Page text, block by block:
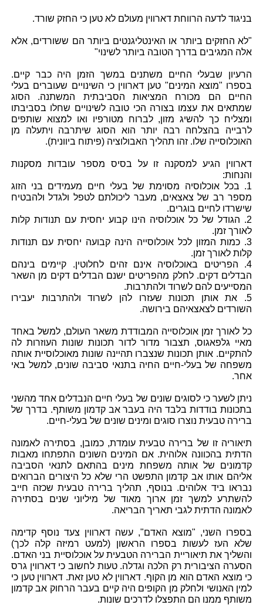
בניגוד לדעה הרווחת דארווין מעולם לא טען כי החזק שורד.
"לא החזקים ביותר או האינטליגנטים ביותר הם ששורדים, אלא
אלה המגיבים בדרך הטובה ביותר לשינוי"
הרעיון שבעלי החיים משתנים במשך הזמן היה כבר קיים.
בספרו "מוצא המינים" טען דארווין כי השינויים שעוברים בעלי
החיים הם מכורח המציאות הסביבתית המשתנה. הסוג
שמתאים את עצמו בצורה הכי טובה לשינויים שחלו בסביבתו
ומצליח כך להשיג מזון, לברוח מטורפיו ואו למצוא שותפים
לרבייה בהצלחה רבה יותר הוא הסוג שיתרבה ויתעלה מן
האוכלוסייה שלו. זהו תהליך האבולוציה (פיתוח ביוונית).
דארווין הגיע למסקנה זו על בסיס מספר עובדות מסקנות
והנחות:
1. בכל אוכלוסיה מסוימת של בעלי חיים מעמידים בני הזוג
מספר רב של צאצאים, מעבר ליכולתם לטפל ולגדל ולהבטיח
שישרדו לחיים בוגרים.
2. הגודל של כל אוכלוסיה הינו קבוע יחסית עם תנודות קלות
לאורך זמן.
3. כמות המזון לכל אוכלוסייה הינה קבועה יחסית עם תנודות
קלות לאורך זמן.
4. הפריטים באוכלוסיה אינם זהים לחלוטין. קיימים בינהם
הבדלים דקים. לחלק מהפריטים ישנם הבדלים דקים מן השאר
המסייעים להם לשרוד ולהתרבות.
5. את אותן תכונות שעזרו להן לשרוד ולהתרבות יעבירו
השורדים לצאצאיהם בירושה.
כל לאורך זמן אוכלוסייה המבודדת משאר העולם, למשל באחד
מאיי גלפאגוס, תצבור מדור לדור תכונות שונות העוזרות לה
להתקיים. אותן תכונות שנצברו תהיינה שונות מאוכלוסיית אותה
משפחה של בעלי-חיים החיה בתנאי סביבה שונים, למשל באי
אחר.
ניתן לשער כי לסוגים שונים של בעלי חיים הנבדלים אחד מהשני
בתכונות בודדות בלבד היה בעבר אב קדמון משותף. בדרך של
ברירה טבעית נוצרו סוגים ומינים שונים של בעלי-חיים.
תיאוריה זו של ברירה טבעית עומדת, כמובן, בסתירה לאמונה
הדתית בהכוונה אלוהית. אם המינים השונים התפתחו מאבות
קדמונים של אותה משפחת מינים בהתאם לתנאי הסביבה
אליהם אותו אב קדמון התפשט הרי שלא כל היצורים הברואים
נבראו ביד אלוהים. בנוסף, תהליך ברירה טבעית שכזה חייב
להשתרע למשך זמן ארוך מאוד של מיליוני שנים בסתירה
לאמונה הדתית לגבי תאריך הבריאה.
בספרו השני, "מוצא האדם", עשה דארווין צעד נוסף קדימה
שלא העז לעשות בספרו הראשון (למעט רמיזה קלה לכך)
והשליך את תיאוריית הברירה הטבעית על אוכלוסיית בני האדם.
הסערה הציבורית רק הלכה וגדלה. טעות לחשוב כי דארווין גרס
כי מוצא האדם הוא מן הקוף. דארווין לא טען זאת. דארווין טען כי
למין האנושי ולחלק מן הקופים היה קיים בעבר הרחוק אב קדמון
משותף ממנו הם התפצלו לדרכים שונות.